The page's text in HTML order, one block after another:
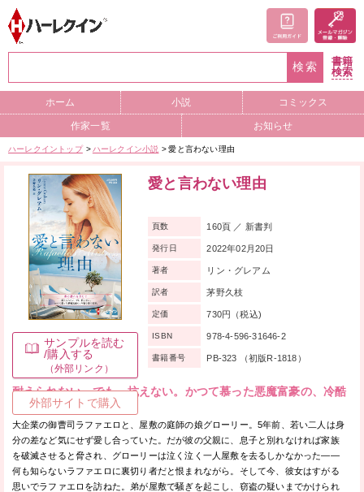
検索
書籍
検索
ホーム 小説 コミックス
作家一覧 お知らせ
ハーレクイントップ ハーレクイン小説 愛と言わない理由
サンプルを読む
/購入する
（外部リンク）
外部サイトで購入
愛と言わない理由
耐えられない。でも、抗えない。かつて慕った悪魔富豪の、冷酷
な愛の要求。
大企業の御曹司ラファエロと、屋敷の庭師の娘グローリー。5年前、若い二人は身
分の差など気にせず愛し合っていた。だが彼の父親に、息子と別れなければ家族
を破滅させると脅され、グローリーは泣く泣く一人屋敷を去るしかなかった——
何も知らないラファエロに裏切り者だと恨まれながら。そして今、彼女はすがる
思いでラファエロを訪ねた。弟が屋敷で騒ぎを起こし、窃盗の疑いまでかけられ
頁数 160頁 ／ 新書判
発行日 2022年02月20日
著者 リン・グレアム
訳者 茅野久枝
定価 730円（税込)
ISBN 978-4-596-31646-2
書籍番号 PB-323 （初版R-1818）